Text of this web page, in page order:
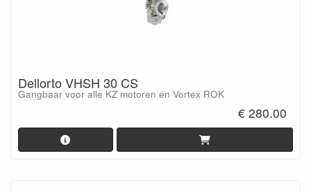
Dellorto VHSH 30 CS
Gangbaar voor alle KZ motoren en Vortex ROK
€ 280.00